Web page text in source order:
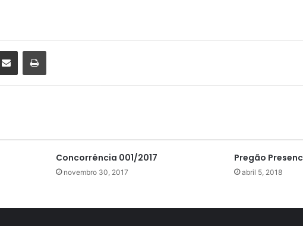
Compartilhar via e-mail Imprimir
Concorrência 001/2017
novembro 30, 2017
Pregão
abril 5, 2018